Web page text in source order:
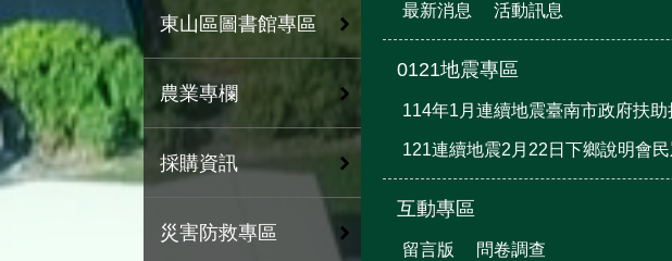
東山區圖書館專區
農業專欄
採購資訊
災害防救專區
最新消息 活動訊息
0121地震專區
114年1月連續地震臺南市政府扶助
121連續地震2月22日下鄉說明會
互動專區
留言版 問卷調查